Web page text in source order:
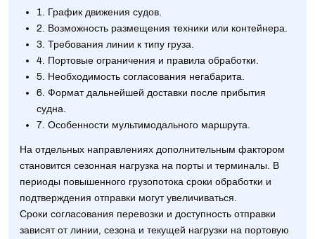
1. График движения судов.
2. Возможность размещения техники или контейнера.
3. Требования линии к типу груза.
4. Портовые ограничения и правила обработки.
5. Необходимость согласования негабарита.
6. Формат дальнейшей доставки после прибытия
судна.
7. Особенности мультимодального маршрута.
На отдельных направлениях дополнительным фактором
становится сезонная нагрузка на порты и терминалы. В
периоды повышенного грузопотока сроки обработки и
подтверждения отправки могут увеличиваться.
Сроки согласования перевозки и доступность отправки
зависят от линии, сезона и текущей нагрузки на портовую